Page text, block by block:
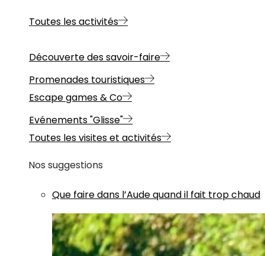
Toutes les activités
Découverte des savoir-faire
Promenades touristiques
Escape games & Co
Evénements "Glisse"
Toutes les visites et activités
Nos suggestions
Que faire dans l’Aude quand il fait trop chaud